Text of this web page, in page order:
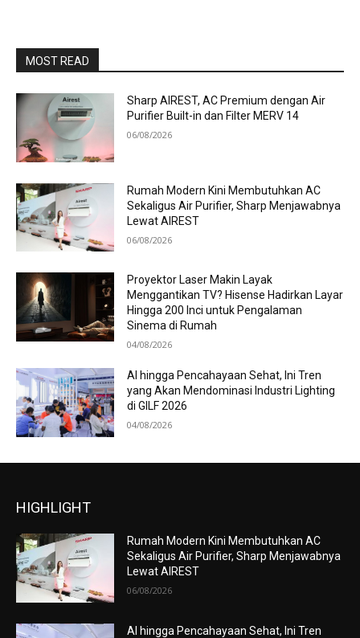
MOST READ
Sharp AIREST, AC Premium dengan Air
Purifier Built-in dan Filter MERV 14
06/08/2026
Rumah Modern Kini Membutuhkan AC
Sekaligus Air Purifier, Sharp Menjawabnya
Lewat AIREST
06/08/2026
Proyektor Laser Makin Layak
Menggantikan TV? Hisense Hadirkan Layar
Hingga 200 Inci untuk Pengalaman
Sinema di Rumah
04/08/2026
AI hingga Pencahayaan Sehat, Ini Tren
yang Akan Mendominasi Industri Lighting
di GILF 2026
04/08/2026
HIGHLIGHT
Rumah Modern Kini Membutuhkan AC
Sekaligus Air Purifier, Sharp Menjawabnya
Lewat AIREST
06/08/2026
AI hingga Pencahayaan Sehat, Ini Tren